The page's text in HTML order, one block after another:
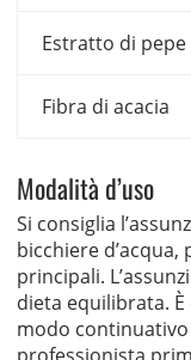
Estratto di
Fibra di acacia
Modalità d’uso
Si consiglia
bicchiere
principali.
dieta equilibrata.
modo
professionista